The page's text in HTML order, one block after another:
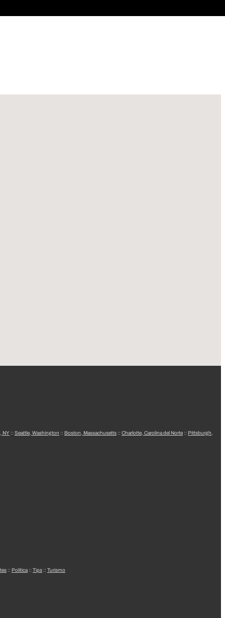
NY :: Seattle, Washington :: Boston, Massachusetts :: Charlotte, Carolina del Norte :: Pittsburgh,
:: Política:: Tips :: Turismo